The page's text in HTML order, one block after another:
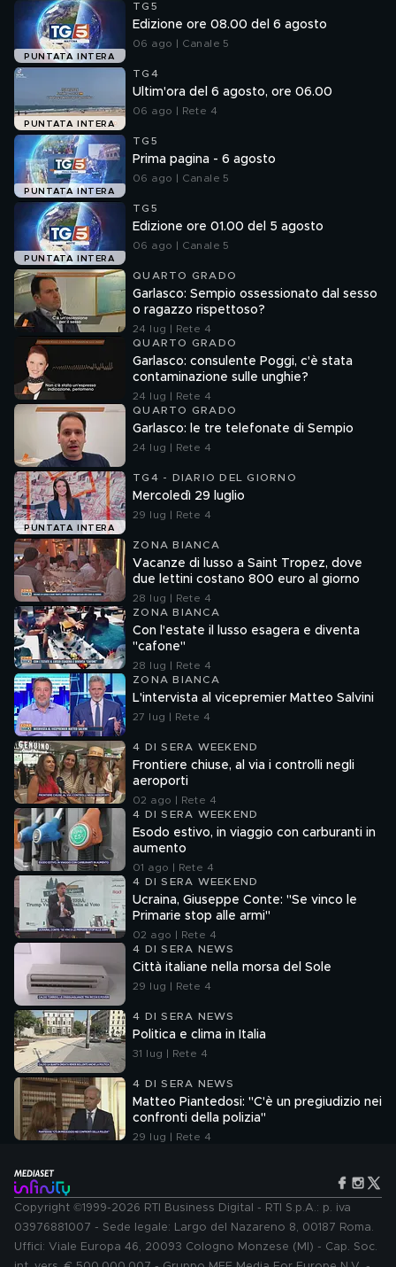
PUNTATA INTERA
TG5
Edizione ore 08.00 del 6 agosto
06 ago | Canale 5
PUNTATA INTERA
TG4
Ultim'ora del 6 agosto, ore 06.00
06 ago | Rete 4
PUNTATA INTERA
TG5
Prima pagina - 6 agosto
06 ago | Canale 5
PUNTATA INTERA
TG5
Edizione ore 01.00 del 5 agosto
06 ago | Canale 5
QUARTO GRADO
Garlasco: Sempio ossessionato dal sesso
o ragazzo rispettoso?
24 lug | Rete 4
QUARTO GRADO
Garlasco: consulente Poggi, c'è stata
contaminazione sulle unghie?
24 lug | Rete 4
QUARTO GRADO
Garlasco: le tre telefonate di Sempio
24 lug | Rete 4
PUNTATA INTERA
TG4 - DIARIO DEL GIORNO
Mercoledì 29 luglio
29 lug | Rete 4
ZONA BIANCA
Vacanze di lusso a Saint Tropez, dove
due lettini costano 800 euro al giorno
28 lug | Rete 4
ZONA BIANCA
Con l'estate il lusso esagera e diventa
"cafone"
28 lug | Rete 4
ZONA BIANCA
L'intervista al vicepremier Matteo Salvini
27 lug | Rete 4
4 DI SERA WEEKEND
Frontiere chiuse, al via i controlli negli
aeroporti
02 ago | Rete 4
4 DI SERA WEEKEND
Esodo estivo, in viaggio con carburanti in
aumento
01 ago | Rete 4
4 DI SERA WEEKEND
Ucraina, Giuseppe Conte: "Se vinco le
Primarie stop alle armi"
02 ago | Rete 4
4 DI SERA NEWS
Città italiane nella morsa del Sole
29 lug | Rete 4
4 DI SERA NEWS
Politica e clima in Italia
31 lug | Rete 4
4 DI SERA NEWS
Matteo Piantedosi: "C'è un pregiudizio nei
confronti della polizia"
29 lug | Rete 4
Copyright ©1999-2026 RTI Business Digital - RTI S.p.A.: p. iva
03976881007 - Sede legale: Largo del Nazareno 8, 00187 Roma.
Uffici: Viale Europa 46, 20093 Cologno Monzese (MI) - Cap. Soc.